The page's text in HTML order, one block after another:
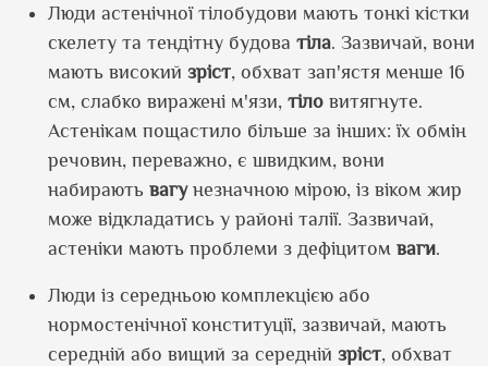
Люди астенічної тілобудови мають тонкі кістки
скелету та тендітну будова тіла. Зазвичай, вони
мають високий зріст, обхват зап'ястя менше 16
см, слабко виражені м'язи, тіло витягнуте.
Астенікам пощастило більше за інших: їх обмін
речовин, переважно, є швидким, вони
набирають вагунезначною мірою, із віком жир
може відкладатись у районі талії. Зазвичай,
астеніки мають проблеми з дефіцитом ваги.
Люди із середньою комплекцією або
нормостенічної конституції, зазвичай, мають
середній або вищий за середній зріст, обхват